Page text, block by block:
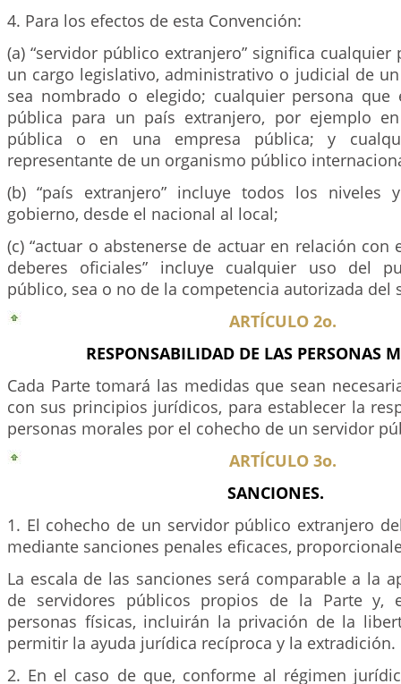
4. Para los efectos de esta Convención:
(a) “servidor público extranjero” significa cualquier
un cargo legislativo, administrativo o judicial de
sea nombrado o elegido; cualquier persona que
pública para un país extranjero, por ejemplo
pública o en una empresa pública; y
representante de un organismo público
(b) “país extranjero” incluye todos los niveles
gobierno, desde el nacional al local;
(c) “actuar o abstenerse de actuar en relación
deberes oficiales” incluye cualquier uso del
público, sea o no de la competencia autorizada del
ARTÍCULO 2o.
RESPONSABILIDAD DE LAS PERSONAS
Cada Parte tomará las medidas que sean
con sus principios jurídicos, para establecer la
personas morales por el cohecho de un servidor
ARTÍCULO 3o.
SANCIONES.
1. El cohecho de un servidor público extranjero
mediante sanciones penales eficaces,
La escala de las sanciones será comparable a la
de servidores públicos propios de la Parte y,
personas físicas, incluirán la privación de la
permitir la ayuda jurídica recíproca y la extradición.
2. En el caso de que, conforme al régimen